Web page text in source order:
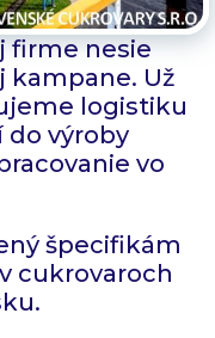
firme nesie
kampane. Už
logistiku
do výroby
vo
špecifikám
cukrovaroch